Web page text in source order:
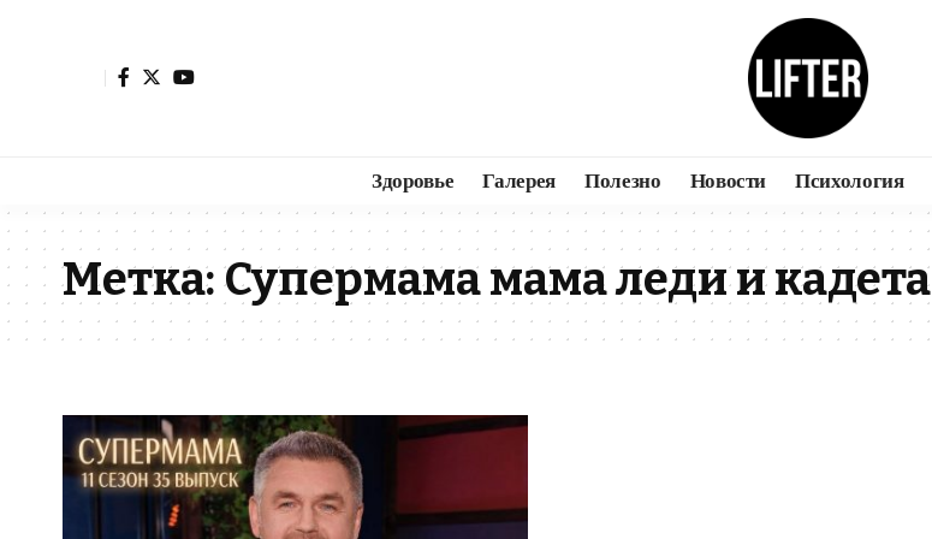
Здоровье Галерея Полезно Новости Психология
Метка:Супермама мама леди и кадета